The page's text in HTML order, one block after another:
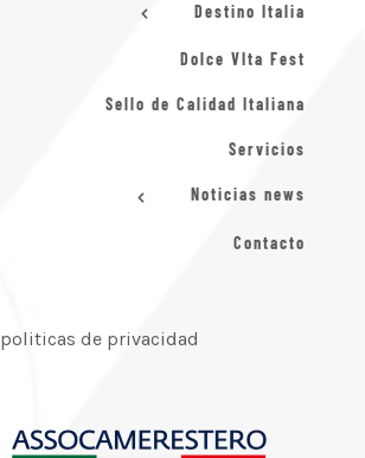
Destino Italia
Dolce VIta Fest
Sello de Calidad Italiana
Servicios
Noticias news
Contacto
politicas de privacidad